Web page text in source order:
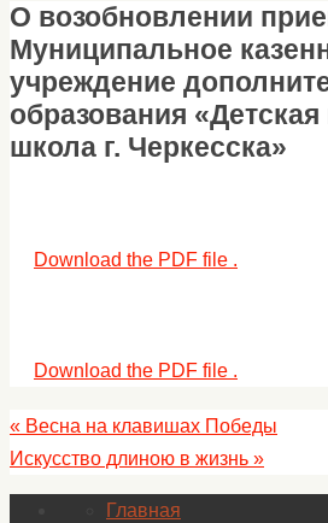
О возобновлении
Муниципальное
учреждение
образования
школа г. Черкесска»
Download the PDF file .
Download the PDF file .
« Весна на клавишах Победы
Искусство длиною в жизнь »
Главная